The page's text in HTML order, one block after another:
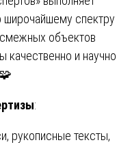
широчайшему спектру
объектов
качественно и научно
:
рукописные тексты,